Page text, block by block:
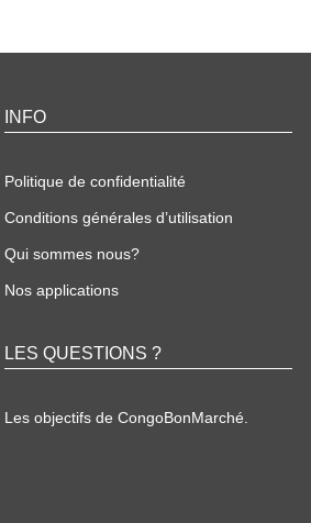
INFO
Politique de confidentialité
Conditions générales d’utilisation
Qui sommes nous?
Nos applications
LES QUESTIONS ?
Les objectifs de CongoBonMarché.